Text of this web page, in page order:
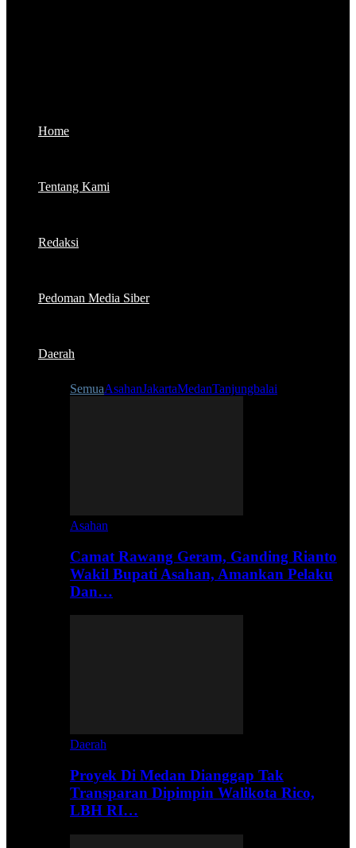
Home
Tentang Kami
Redaksi
Pedoman Media Siber
Daerah
SemuaAsahanJakartaMedanTanjungbalai
Asahan
Camat Rawang Geram, Ganding Rianto
Wakil Bupati Asahan, Amankan Pelaku
Dan…
Daerah
Proyek Di Medan Dianggap Tak
Transparan Dipimpin Walikota Rico,
LBH RI…